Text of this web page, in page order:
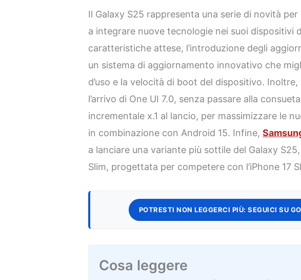
Il Galaxy S25 rappresenta una serie di novità
a integrare nuove tecnologie nei suoi dispositivi
caratteristiche attese, l’introduzione degli
un sistema di aggiornamento innovativo che
d’uso e la velocità di boot del dispositivo. Inoltre,
l’arrivo di One UI 7.0, senza passare alla
incrementale x.1 al lancio, per massimizzare le
in combinazione con Android 15. Infine,
a lanciare una variante più sottile del Galaxy
Slim, progettata per competere con l’iPhone 17
POTRESTI NON LEGGERCI PIÙ: SEGUICI SU
Cosa leggere